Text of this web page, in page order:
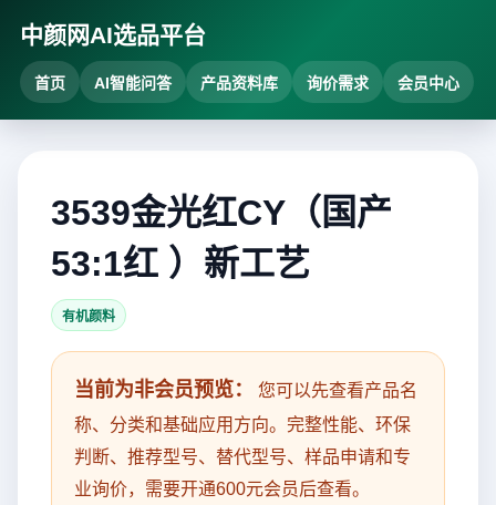
中颜网AI选品平台
首页 AI智能问答 产品资料库 询价需求 会员中心
3539金光红CY（国产
53:1红 ）新工艺
有机颜料
当前为非会员预览：
您可以先查看产品名
称、分类和基础应用方向。完整性能、环保
判断、推荐型号、替代型号、样品申请和专
业询价，需要开通600元会员后查看。